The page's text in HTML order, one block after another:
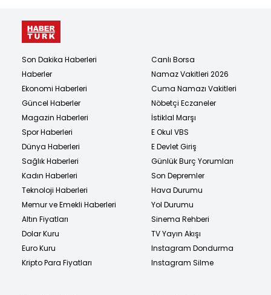
Son Dakika Haberleri
Haberler
Ekonomi Haberleri
Güncel Haberler
Magazin Haberleri
Spor Haberleri
Dünya Haberleri
Sağlık Haberleri
Kadın Haberleri
Teknoloji Haberleri
Memur ve Emekli Haberleri
Altın Fiyatları
Dolar Kuru
Euro Kuru
Kripto Para Fiyatları
Canlı Borsa
Namaz Vakitleri 2026
Cuma Namazı Vakitleri
Nöbetçi Eczaneler
İstiklal Marşı
E Okul VBS
E Devlet Giriş
Günlük Burç Yorumları
Son Depremler
Hava Durumu
Yol Durumu
Sinema Rehberi
TV Yayın Akışı
Instagram Dondurma
Instagram Silme